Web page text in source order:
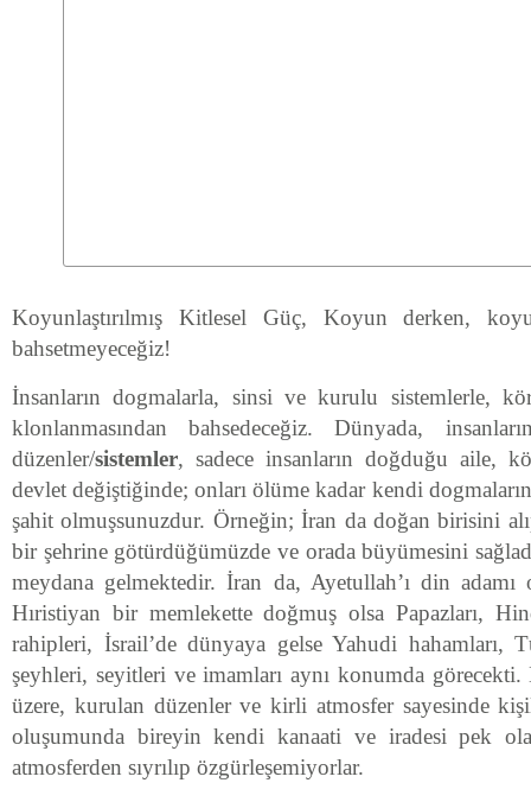
Koyunlaştırılmış Kitlesel Güç, Koyun derken,
bahsetmeyeceğiz!
İnsanların dogmalarla, sinsi ve kurulu sistemlerle,
klonlanmasından bahsedeceğiz. Dünyada,
düzenler/sistemler, sadece insanların doğduğu aile,
devlet değiştiğinde; onları ölüme kadar kendi
şahit olmuşsunuzdur. Örneğin; İran da doğan birisini
bir şehrine götürdüğümüzde ve orada büyümesini
meydana gelmektedir. İran da, Ayetullah’ı din
Hıristiyan bir memlekette doğmuş olsa Papazları,
rahipleri, İsrail’de dünyaya gelse Yahudi hahamları,
şeyhleri, seyitleri ve imamları aynı konumda görecekti.
üzere, kurulan düzenler ve kirli atmosfer sayesinde
oluşumunda bireyin kendi kanaati ve iradesi pek
atmosferden sıyrılıp özgürleşemiyorlar.